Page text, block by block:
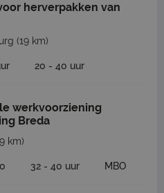
herverpakken van
(19 km)
20 - 40 uur
werkvoorziening
Breda
km)
32 - 40 uur MBO